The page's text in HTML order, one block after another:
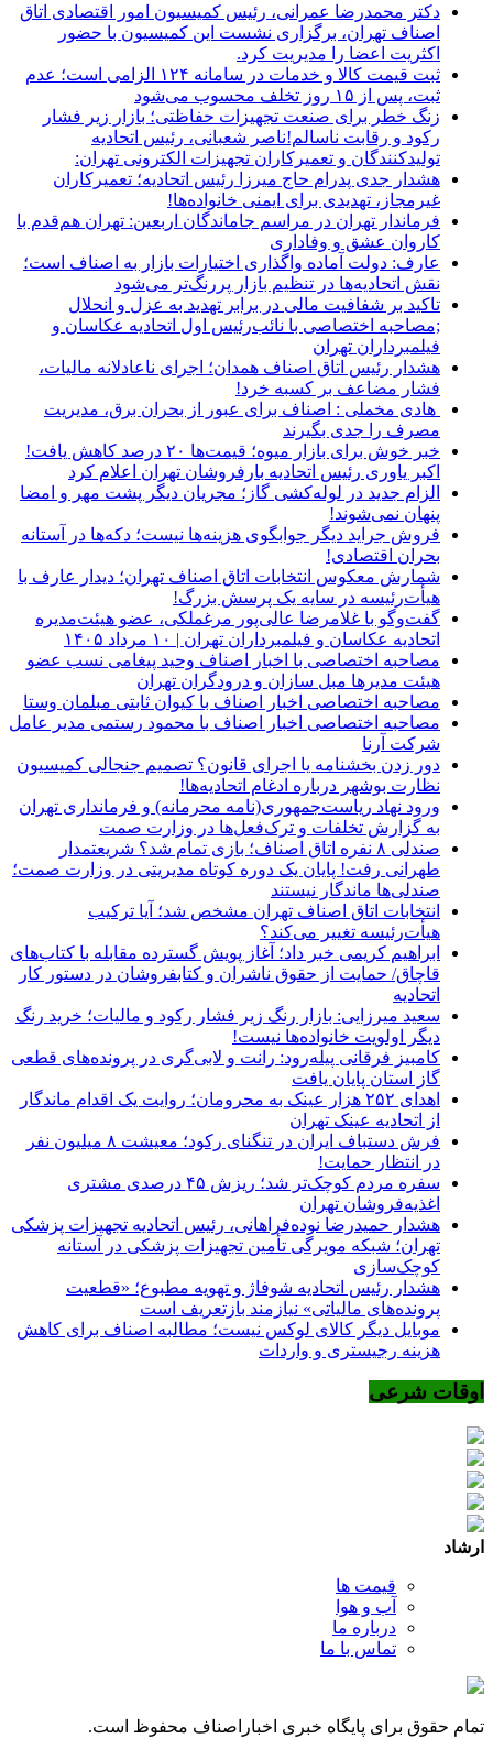
دکتر محمدرضا عمرانی، رئیس کمیسیون امور اقتصادی اتاق
اصناف تهران، برگزاری نشست این کمیسیون با حضور
اکثریت اعضا را مدیریت کرد.
ثبت قیمت کالا و خدمات در سامانه ۱۲۴ الزامی است؛ عدم
ثبت، پس از ۱۵ روز تخلف محسوب می‌شود
زنگ خطر برای صنعت تجهیزات حفاظتی؛ بازار زیر فشار
رکود و رقابت ناسالم!ناصر شعبانی، رئیس اتحادیه
تولیدکنندگان و تعمیرکاران تجهیزات الکترونی تهران:
هشدار جدی پدرام حاج میرزا رئیس اتحادیه؛ تعمیرکاران
غیرمجاز، تهدیدی برای ایمنی خانواده‌ها!
فرماندار تهران در مراسم جاماندگان اربعین: تهران هم‌قدم با
کاروان عشق و وفاداری
عارف: دولت آماده واگذاری اختیارات بازار به اصناف است؛
نقش اتحادیه‌ها در تنظیم بازار پررنگ‌تر می‌شود
تاکید بر شفافیت مالی در برابر تهدید به عزل و انحلال
;مصاحبه اختصاصی با نائب‌رئیس اول اتحادیه عکاسان و
فیلمبرداران تهران
هشدار رئیس اتاق اصناف همدان؛ اجرای ناعادلانه مالیات،
فشار مضاعف بر کسبه خرد!
هادی مخملی : اصناف برای عبور از بحران برق، مدیریت
مصرف را جدی بگیرند
خبر خوش برای بازار میوه؛ قیمت‌ها ۲۰ درصد کاهش یافت!
اکبر یاوری رئیس اتحادیه بارفروشان تهران اعلام کرد
الزام جدید در لوله‌کشی گاز؛ مجریان دیگر پشت مهر و امضا
پنهان نمی‌شوند!
فروش جراید دیگر جوابگوی هزینه‌ها نیست؛ دکه‌ها در آستانه
بحران اقتصادی!
شمارش معکوس انتخابات اتاق اصناف تهران؛ دیدار عارف با
هیأت‌رئیسه در سایه یک پرسش بزرگ!
گفت‌وگو با غلامرضا عالی‌پور مرغملکی، عضو هیئت‌مدیره
اتحادیه عکاسان و فیلمبرداران تهران | ۱۰ مرداد ۱۴۰۵
مصاحبه اختصاصی با اخبار اصناف وحید پیغامی نسب عضو
هیئت مدیرها مبل سازان و درودگران تهران
مصاحبه اختصاصی اخبار اصناف با کیوان ثابتی مبلمان وستا
مصاحبه اختصاصی اخبار اصناف با محمود رستمی مدیر عامل
شرکت آرنا
دور زدن بخشنامه یا اجرای قانون؟ تصمیم جنجالی کمیسیون
نظارت بوشهر درباره ادغام اتحادیه‌ها!
ورود نهاد ریاست‌جمهوری(نامه محرمانه) و فرمانداری تهران
به گزارش تخلفات و ترک‌فعل‌ها در وزارت صمت
صندلی ۸ نفره اتاق اصناف؛ بازی تمام شد؟ شریعتمدار
طهرانی رفت! پایان یک دوره کوتاه مدیریتی در وزارت صمت؛
صندلی‌ها ماندگار نیستند
انتخابات اتاق اصناف تهران مشخص شد؛ آیا ترکیب
هیأت‌رئیسه تغییر می‌کند؟
ابراهیم کریمی خبر داد؛ آغاز پویش گسترده مقابله با کتاب‌های
قاچاق/ حمایت از حقوق ناشران و کتابفروشان در دستور کار
اتحادیه
سعید میرزایی: بازار رنگ زیر فشار رکود و مالیات؛ خرید رنگ
دیگر اولویت خانواده‌ها نیست!
کامبیز فرقانی پیله‌رود: رانت و لابی‌گری در پرونده‌های قطعی
گاز استان پایان یافت
اهدای ۲۵۲ هزار عینک به محرومان؛ روایت یک اقدام ماندگار
از اتحادیه عینک تهران
فرش دستباف ایران در تنگنای رکود؛ معیشت ۸ میلیون نفر
در انتظار حمایت!
سفره مردم کوچک‌تر شد؛ ریزش ۴۵ درصدی مشتری
اغذیه‌فروشان تهران
هشدار حمیدرضا نوده‌فراهانی، رئیس اتحادیه تجهیزات پزشکی
تهران؛ شبکه مویرگی تأمین تجهیزات پزشکی در آستانه
کوچک‌سازی
هشدار رئیس اتحادیه شوفاژ و تهویه مطبوع؛ «قطعیت
پرونده‌های مالیاتی» نیازمند بازتعریف است
موبایل دیگر کالای لوکس نیست؛ مطالبه اصناف برای کاهش
هزینه رجیستری و واردات
اوقات شرعی
ارشاد
قیمت ها
آب و هوا
درباره ما
تماس با ما
تمام حقوق برای پایگاه خبری اخباراصناف محفوظ است.